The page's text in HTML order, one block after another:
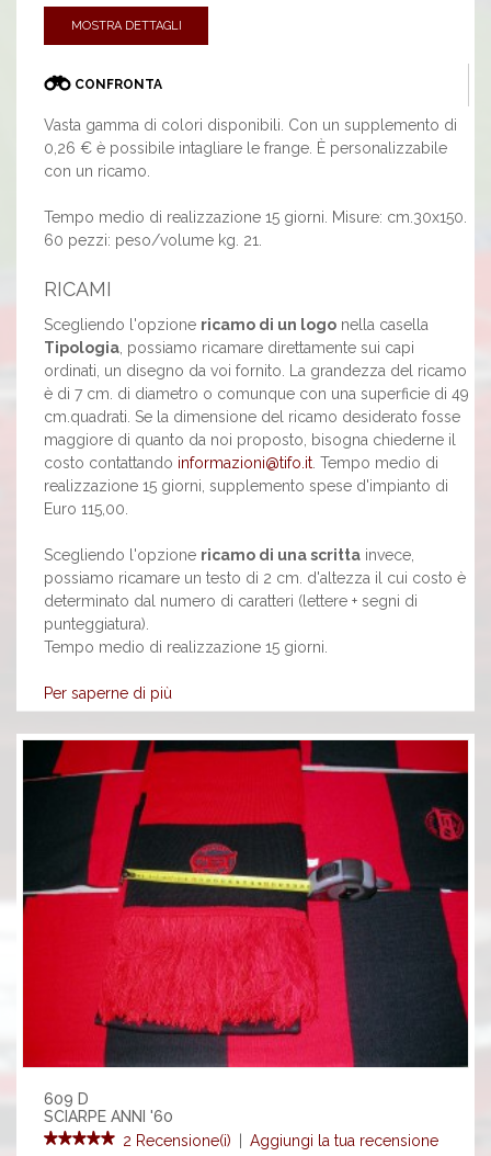
MOSTRA DETTAGLI
CONFRONTA
Vasta gamma di colori disponibili. Con un supplemento di
0,26 € è possibile intagliare le frange. È personalizzabile
con un ricamo.
Tempo medio di realizzazione 15 giorni. Misure: cm.30x150.
60 pezzi: peso/volume kg. 21.
RICAMI
Scegliendo l'opzione ricamo di un logo nella casella
Tipologia, possiamo ricamare direttamente sui capi
ordinati, un disegno da voi fornito. La grandezza del ricamo
è di 7 cm. di diametro o comunque con una superficie di 49
cm.quadrati. Se la dimensione del ricamo desiderato fosse
maggiore di quanto da noi proposto, bisogna chiederne il
costo contattando informazioni@tifo.it. Tempo medio di
realizzazione 15 giorni, supplemento spese d'impianto di
Euro 115,00.
Scegliendo l'opzione ricamo di una scritta invece,
possiamo ricamare un testo di 2 cm. d'altezza il cui costo è
determinato dal numero di caratteri (lettere + segni di
punteggiatura).
Tempo medio di realizzazione 15 giorni.
Per saperne di più
609 D
SCIARPE ANNI '60
2 Recensione(i)
Aggiungi la tua recensione